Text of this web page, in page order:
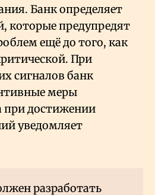
Банк определяет
которые предупредят
ещё до того, как
При
сигналов банк
меры
при достижении
уведомляет
разработать